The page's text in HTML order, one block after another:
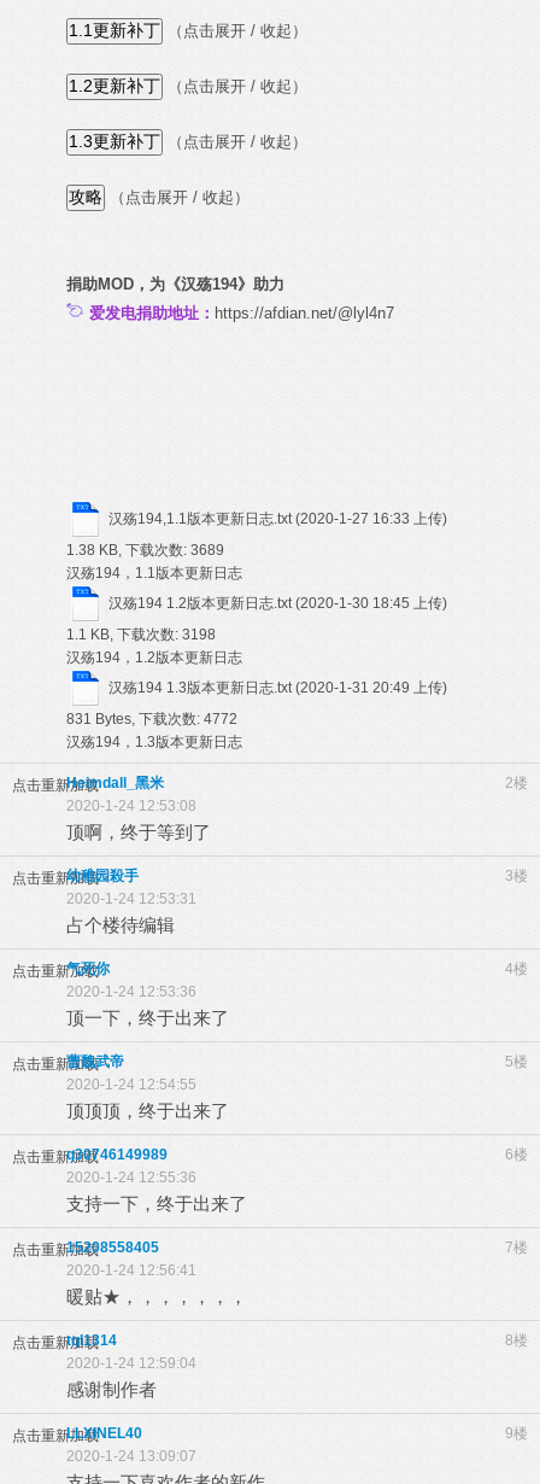
（点击展开 / 收起）
（点击展开 / 收起）
（点击展开 / 收起）
（点击展开 / 收起）
捐助MOD，为《汉殇194》助力
爱发电捐助地址： https://afdian.net/@lyl4n7
汉殇194,1.1版本更新日志.txt (2020-1-27 16:33 上传)
1.38 KB, 下载次数: 3689
汉殇194，1.1版本更新日志
汉殇194 1.2版本更新日志.txt (2020-1-30 18:45 上传)
1.1 KB, 下载次数: 3198
汉殇194，1.2版本更新日志
汉殇194 1.3版本更新日志.txt (2020-1-31 20:49 上传)
831 Bytes, 下载次数: 4772
汉殇194，1.3版本更新日志
点击重新加载 2楼
Heimdall_黑米
2020-1-24 12:53:08
顶啊，终于等到了
点击重新加载 3楼
幼稚园殺手
2020-1-24 12:53:31
占个楼待编辑
点击重新加载 4楼
气死你
2020-1-24 12:53:36
顶一下，终于出来了
点击重新加载 5楼
曹魏武帝
2020-1-24 12:54:55
顶顶顶，终于出来了
点击重新加载 6楼
q30746149989
2020-1-24 12:55:36
支持一下，终于出来了
点击重新加载 7楼
15208558405
2020-1-24 12:56:41
暖贴★，，，，，，，
点击重新加载 8楼
tql1314
2020-1-24 12:59:04
感谢制作者
点击重新加载 9楼
LLXINEL40
2020-1-24 13:09:07